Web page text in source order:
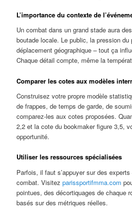
L’importance du contexte de
Un combat dans un grand stade aura
boutade locale. Le public, la pression
déplacement géographique – tout ça
Chaque détail compte, même la
Comparer les cotes aux modèles
Construisez votre propre modèle
de frappes, de temps de garde, de
comparez-les aux cotes proposées.
2,2 et la cote du bookmaker figure 3,5,
opportunité.
Utiliser les ressources spécialisées
Parfois, il faut s’appuyer sur des
combat. Visitezparissportifmma.com
pointues, des décortiquages de chaque
basés sur des métriques réelles.